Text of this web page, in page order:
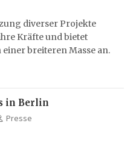
diverser Projekte
Kräfte und bietet
breiteren Masse an.
in Berlin
Presse